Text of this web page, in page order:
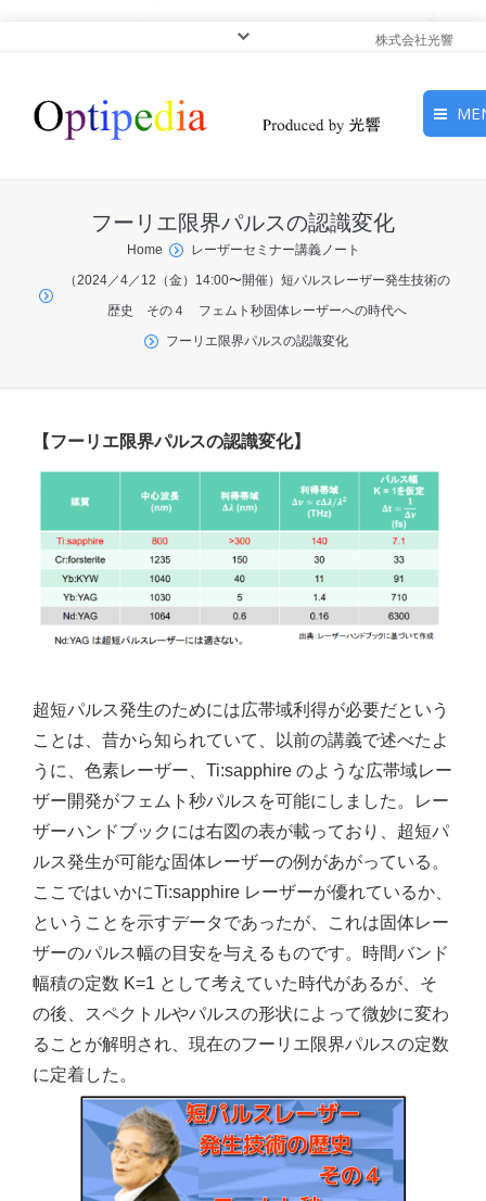
株式会社光響
ピックアップ
光基礎・光源
光応用・アプリケーショ
フーリエ限界パルスの認識変化
You are here:Home
レーザーセミナー講義ノート
（2024／4／12（金）14:00〜開催）短パルスレーザー発生技術の
歴史 その４ フェムト秒固体レーザーへの時代へ
フーリエ限界パルスの認識変化
【フーリエ限界パルスの認識変化】
超短パルス発生のためには広帯域利得が必要だという
ことは、昔から知られていて、以前の講義で述べたよ
うに、色素レーザー、Ti:sapphire のような広帯域レー
ザー開発がフェムト秒パルスを可能にしました。レー
ザーハンドブックには右図の表が載っており、超短パ
ルス発生が可能な固体レーザーの例があがっている。
ここではいかにTi:sapphire レーザーが優れているか、
ということを示すデータであったが、これは固体レー
ザーのパルス幅の目安を与えるものです。時間バンド
幅積の定数 K=1 として考えていた時代があるが、そ
の後、スペクトルやパルスの形状によって微妙に変わ
ることが解明され、現在のフーリエ限界パルスの定数
に定着した。